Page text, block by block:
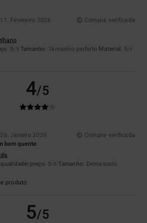
11. Fevereiro 2026
Compra verificada
: 5/5 Tamanho: Tamanho perfeito Material: 5/5
4/5
26. Janeiro 2026
Compra verificada
bem quente
preço: 5 /5 Tamanho: Demasiado
produto
5/5